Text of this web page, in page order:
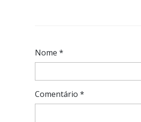
Nome *
Comentário *